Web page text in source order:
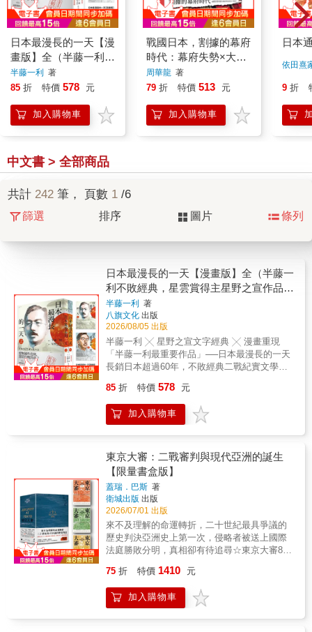
日本最漫長的一天【漫
畫版】全（半藤一利不
敗經典，星雲賞得主星
野之宣作品，兩冊不分
半藤一利 著
85 折 特價 578 元
加入購物車
戰國日本，割據的幕府
時代：幕府失勢×大名
混戰×京都內亂……一
部簡史看懂日本戰國分
府奠定的天下秩序
周華龍 著
79 折 特價 513 元
加入購物車
日本
依田熹
9 折
中文書 > 全部商品
共計 242 筆， 頁數 1 /6
篩選 排序 圖片 條列
日本最漫長的一天【漫畫版】全（半藤一
利不敗經典，星雲賞得主星野之宣作品，
兩冊不分售）
半藤一利 著
八旗文化 出版
2026/08/05 出版
半藤一利 ╳ 星野之宣文字經典 ╳ 漫畫重現
「半藤一利最重要作品」──日本最漫長的一天
長銷日本超過60年，不敗經典二戰紀實文學
以嶄新視角、獨到見解描繪決定日本命運的最
後24小時無條件投降，還是作戰到底？《日本
最漫長的一天》這部已兩度改編為電影的二戰
全不同的敘事手法，但卻更彰顯半藤一利原著
的精髓。漫畫版不僅融入繪者對歷史的獨到分
析與見解，對戰爭的強烈控訴，並以細緻的分
鏡把這決定性的24小時內所發生的每一重要事
件，如東京以外地區的空襲場景，以及每個關
連人物被逼入絕境的內心煎熬，以極為緊湊的
敘事與生動刻畫，重構每個歷史場景。◎備受
國際高度評價的日本漫畫大師──星野之宣星野
之宣是日本重要的漫畫家，以科幻作品最為人
所認識，曾以《遙遠的黎明》入選手塚賞，並
畫部門獎，以及《宗像教授世界篇》獲得文化
廳媒體藝術祭漫畫部門優秀獎。他也是首位能
在大英博物館舉辦原畫展的日本漫畫家（2009
85 折 特價 578 元
加入購物車
東京大審：二戰審判與現代亞洲的誕生
【限量書盒版】
蓋瑞．巴斯 著
衛城出版 出版
2026/07/01 出版
來不及理解的命運轉折，二十世紀最具爭議的
歷史判決亞洲史上第一次，侵略者被送上國際
法庭勝敗分明，真相卻有待追尋☆東京大審80
弩張之際，臺灣不可不知的關鍵歷史
【限量版書盒．設計理念】 盒面兩側燙金圖
75 折 特價 1410 元
加入購物車